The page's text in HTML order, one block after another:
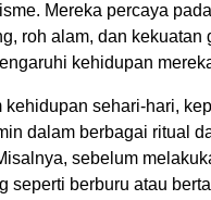
Mereka percaya
roh alam, dan kekuatan
kehidupan
kehidupan sehari-hari,
dalam berbagai ritual
sebelum
seperti berburu atau